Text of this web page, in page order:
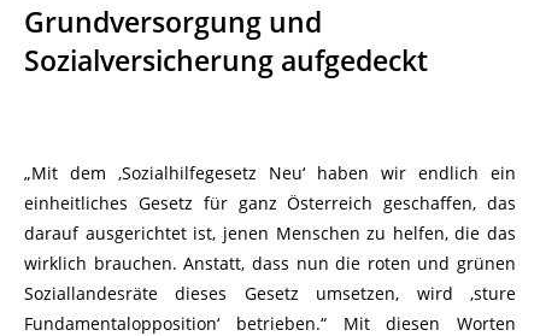
Grundversorgung und
Sozialversicherung aufgedeckt
„Mit dem ‚Sozialhilfegesetz Neu‘ haben wir endlich ein
einheitliches Gesetz für ganz Österreich geschaffen, das
darauf ausgerichtet ist, jenen Menschen zu helfen, die das
wirklich brauchen. Anstatt, dass nun die roten und grünen
Soziallandesräte dieses Gesetz umsetzen, wird ‚sture
Fundamentalopposition‘ betrieben.“ Mit diesen Worten